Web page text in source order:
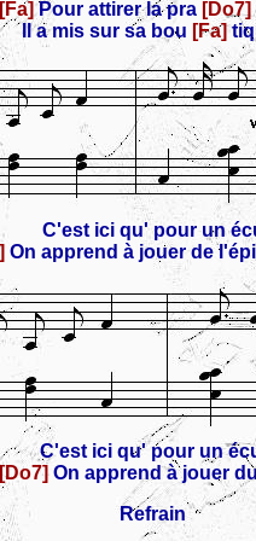
[Fa]Pour attirer la pra [Do7]
Il a mis sur sa bou [Fa]
C'est ici qu' pour un
On apprend à jouer de l'épi
C'est ici qu' pour un
On apprend à jouer
Refrain